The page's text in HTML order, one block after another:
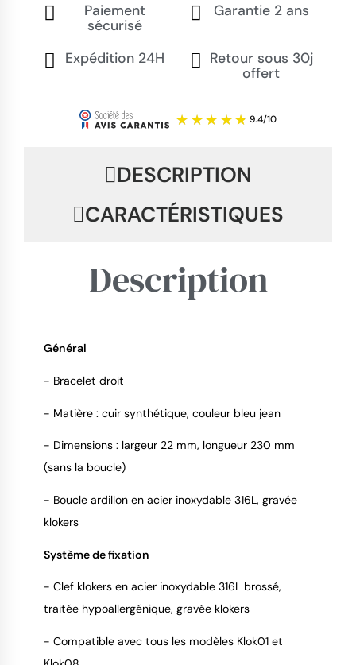
Paiement
sécurisé
Garantie 2 ans
Expédition 24H
Retour sous 30j
offert
DESCRIPTION
CARACTÉRISTIQUES
Description
Général
- Bracelet droit
- Matière : cuir synthétique, couleur bleu jean
- Dimensions : largeur 22 mm, longueur 230 mm
(sans la boucle)
- Boucle ardillon en acier inoxydable 316L, gravée
klokers
Système de fixation
- Clef klokers en acier inoxydable 316L brossé,
traitée hypoallergénique, gravée klokers
- Compatible avec tous les modèles Klok01 et